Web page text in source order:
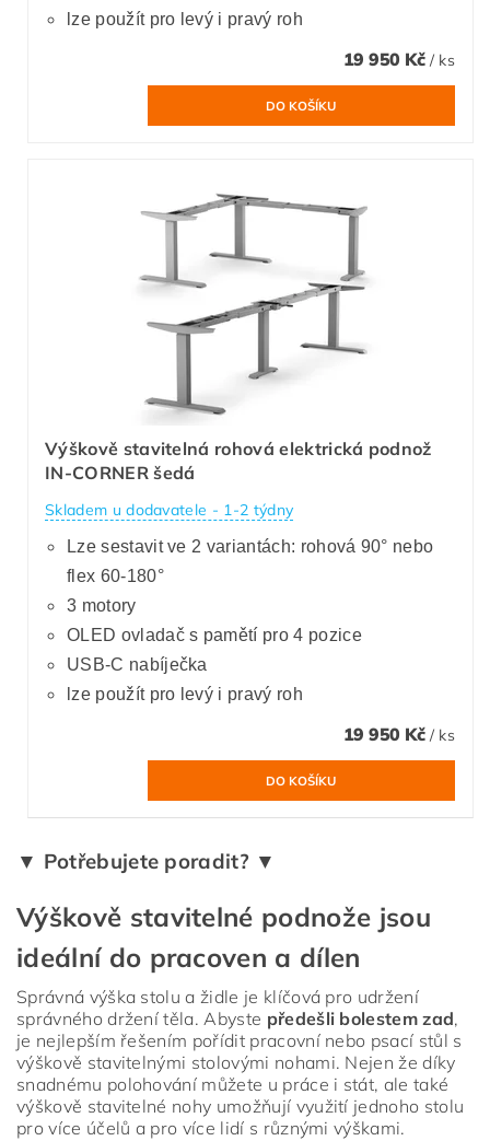
lze použít pro levý i pravý roh
19 950 Kč / ks
Výškově stavitelná rohová elektrická podnož
IN-CORNER šedá
Skladem u dodavatele - 1-2 týdny
Lze sestavit ve 2 variantách: rohová 90° nebo
flex 60-180°
3 motory
OLED ovladač s pamětí pro 4 pozice
USB-C nabíječka
lze použít pro levý i pravý roh
19 950 Kč / ks
▼ Potřebujete poradit? ▼
Výškově stavitelné podnože jsou
ideální do pracoven a dílen
Správná výška stolu a židle je klíčová pro udržení
správného držení těla. Abyste předešli bolestem zad,
je nejlepším řešením pořídit pracovní nebo psací stůl s
výškově stavitelnými stolovými nohami. Nejen že díky
snadnému polohování můžete u práce i stát, ale také
výškově stavitelné nohy umožňují využití jednoho stolu
pro více účelů a pro více lidí s různými výškami.